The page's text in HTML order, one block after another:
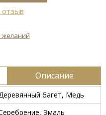
желаний
Описание
багет, Медь
Эмаль